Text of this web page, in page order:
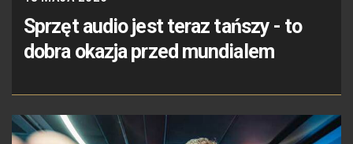
Sprzęt audio jest teraz tańszy - to
dobra okazja przed mundialem